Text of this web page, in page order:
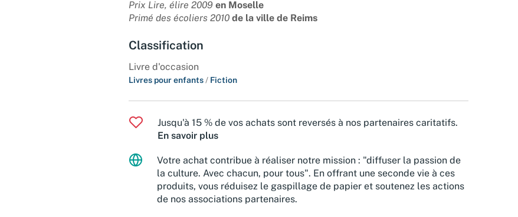
Prix Lire, élire 2009 en Moselle
Primé des écoliers 2010 de la ville de Reims
Classification
Livre d'occasion
Livres pour enfants / Fiction
Jusqu'à 15 % de vos achats sont reversés à nos partenaires caritatifs.
En savoir plus
Votre achat contribue à réaliser notre mission : "diffuser la passion de
la culture. Avec chacun, pour tous". En offrant une seconde vie à ces
produits, vous réduisez le gaspillage de papier et soutenez les actions
de nos associations partenaires.